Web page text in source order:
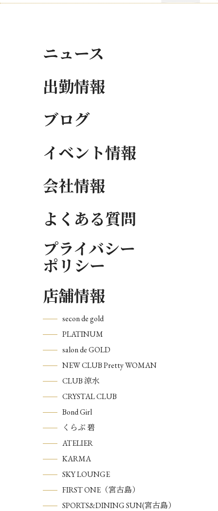
ニュース
出勤情報
ブログ
イベント情報
会社情報
よくある質問
プライバシー
ポリシー
店舗情報
secon de gold
PLATINUM
salon de GOLD
NEW CLUB Pretty WOMAN
CLUB 涼水
CRYSTAL CLUB
Bond Girl
くらぶ 碧
ATELIER
KARMA
SKY LOUNGE
FIRST ONE（宮古島）
SPORTS&DINING SUN(宮古島）